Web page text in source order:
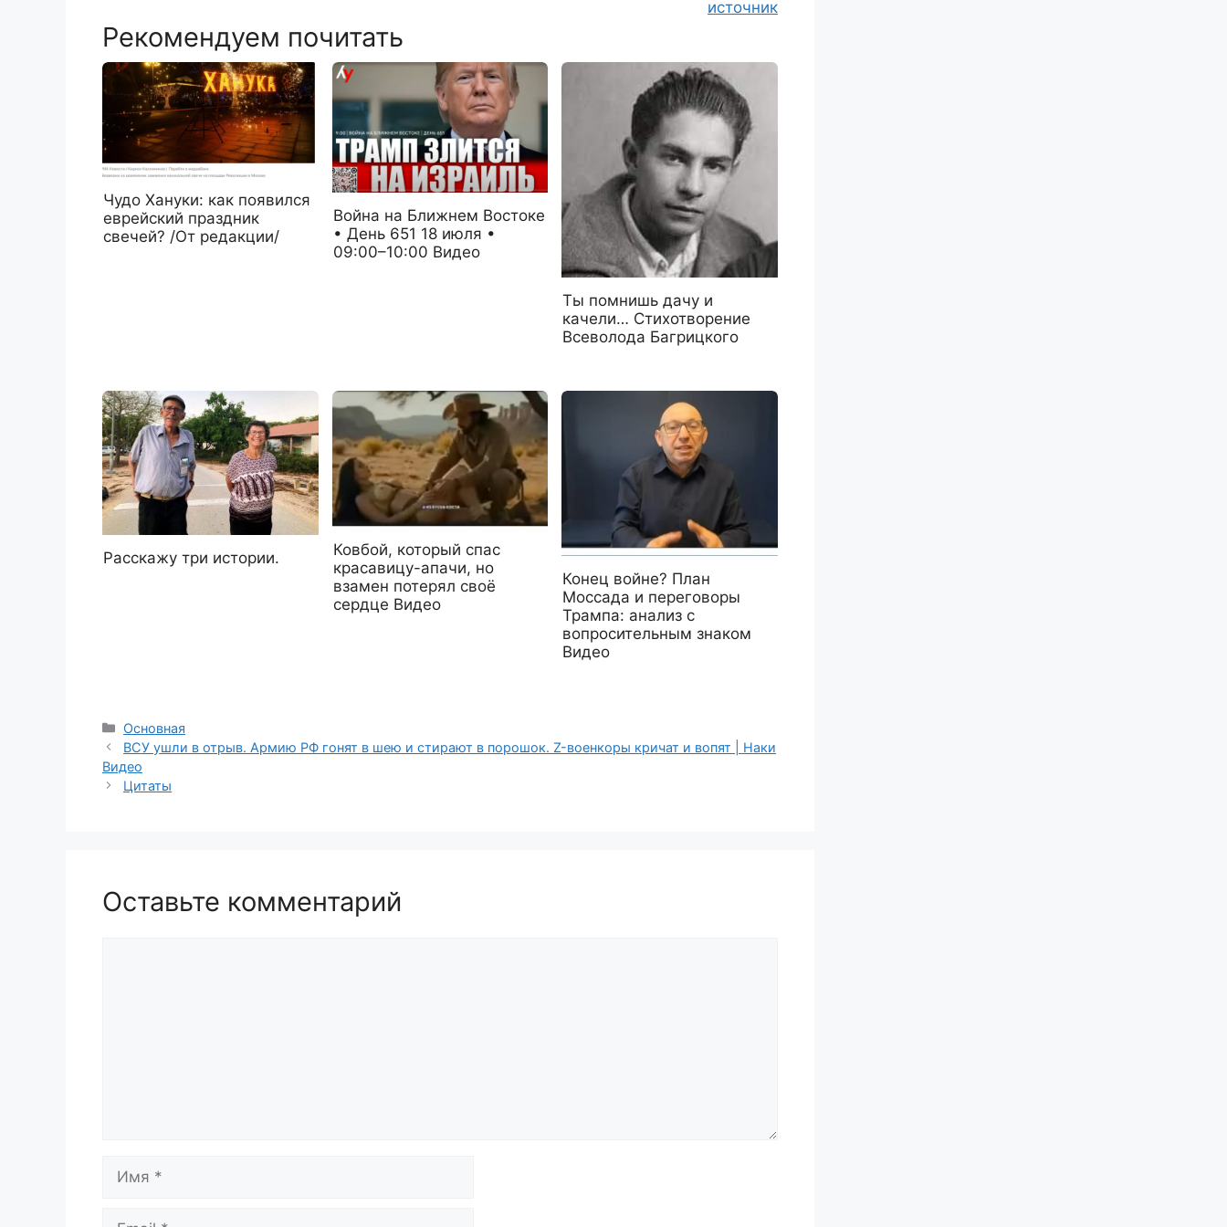
источник
Рекомендуем почитать
Чудо Хануки: как появился
еврейский праздник
свечей? /От редакции/
Война на Ближнем Востоке
• День 651 18 июля •
09:00–10:00 Видео
Ты помнишь дачу и
качели… Стихотворение
Всеволода Багрицкого
Расскажу три истории.
Ковбой, который спас
красавицу-апачи, но
взамен потерял своё
сердце Видео
Конец войне? План
Моссада и переговоры
Трампа: анализ с
вопросительным знаком
Видео
Рубрики
Основная
ВСУ ушли в отрыв. Армию РФ гонят в шею и стирают в порошок. Z-военкоры кричат и вопят | Наки
Видео
Цитаты
Оставьте комментарий